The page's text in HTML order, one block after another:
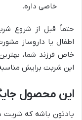
خاصی داره.
حتماً قبل از شروع
اطفال یا داروساز
خاص فرزند شما،
این شربت برایش
این محصول
یادتون باشه که شربت